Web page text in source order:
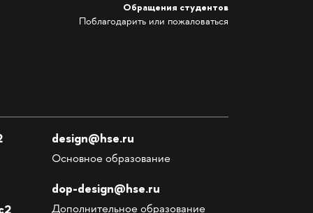
Обращения студентов
Поблагодарить или пожаловаться
design@hse.ru
Основное образование
dop-design@hse.ru
Дополнительное образование